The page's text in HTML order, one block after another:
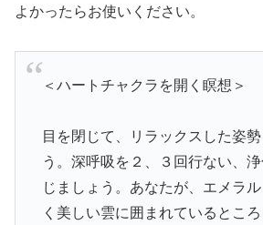
よかったらお使いください。
＜ハートチャクラを開く瞑想＞
目を閉じて、リラックスした姿
う。深呼吸を２、３回行ない、
じましょう。あなたが、エメラ
く美しい雲に囲まれているとこ